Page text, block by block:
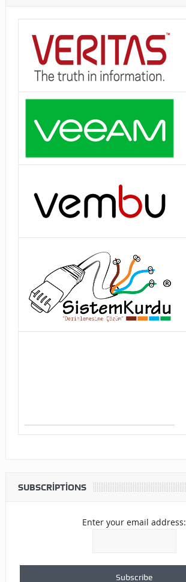
SUBSCRIPTIONS
Enter your email address: